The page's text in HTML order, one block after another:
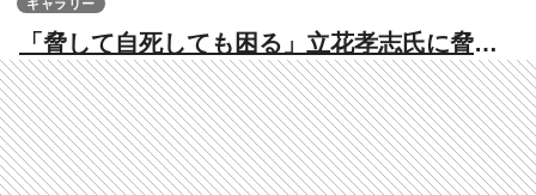
「脅して自死しても困る」立花孝志氏に脅さ
れたと兵庫県百条委・奥谷氏「母が避難。強
い恐怖心」 別の委員は誹謗中傷を理由に辞
職「家族も狂乱状態…」